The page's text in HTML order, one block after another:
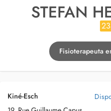
STEFAN
Fisioterapeuta
Kiné-Esch